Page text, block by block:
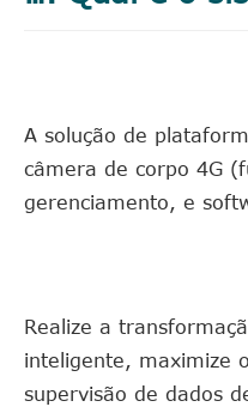
A solução de
câmera de corpo 4G
gerenciamento, e
Realize a
inteligente, maximize
supervisão de dados